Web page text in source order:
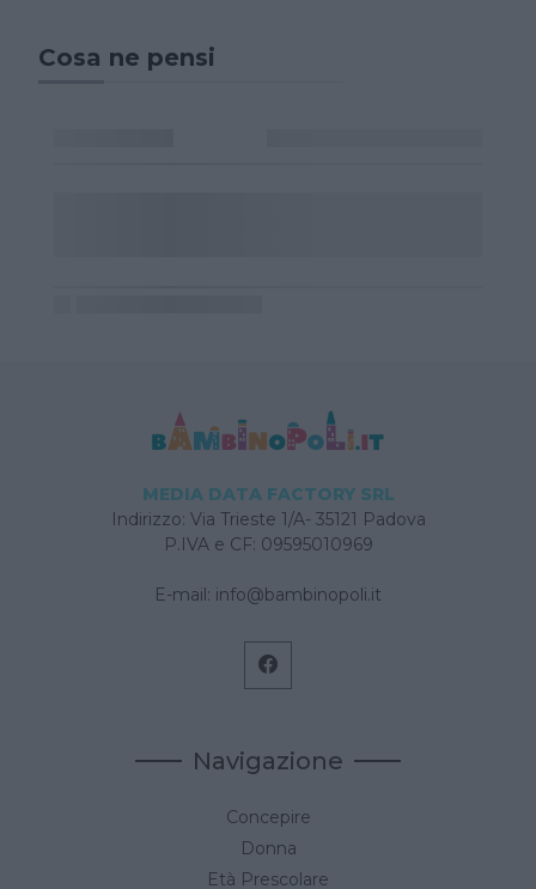
Cosa ne pensi
MEDIA DATA FACTORY SRL
Indirizzo: Via Trieste 1/A- 35121 Padova
P.IVA e CF: 09595010969
E-mail: info@bambinopoli.it
Navigazione
Concepire
Donna
Età Prescolare